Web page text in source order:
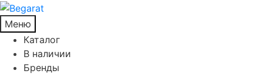
Меню
Каталог
В наличии
Бренды